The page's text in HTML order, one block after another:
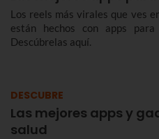
Los reels más virales que ves
están hechos con apps
Descúbrelas aquí.
DESCUBRE
Las mejores apps y
salud